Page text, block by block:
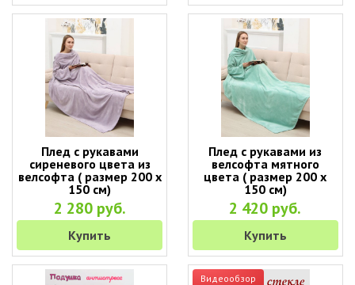
Плед с рукавами
сиреневого цвета из
велсофта ( размер 200 х
150 см)
2 280 руб.
Купить
Плед с рукавами из
велсофта мятного
цвета ( размер 200 х
150 см)
2 420 руб.
Купить
Видеообзор